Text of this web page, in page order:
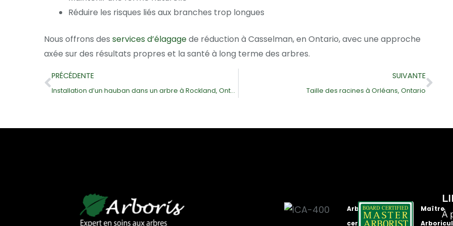
Réduire les risques liés aux branches trop longues
Nous offrons des services d’élagagede réduction à Casselman, en Ontario, avec une approche
axée sur des résultats propres et la santé à long terme des arbres.
Précédent
PRÉCÉDENTE
Installation d’un hauban dans un arbre à Rockland, Ontario
SUIVANTE
Taille des racines à Orléans, Ontario
Arboriculteurs
certifiés
MaîtreÀ